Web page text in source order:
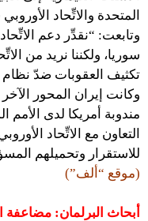
المتحدة والاتِّحاد
وتابعت: “نقدِّر دعم
سوريا، ولكننا نريد من
تكثيف العقوبات ضدّ نظام
وكانت إيران المحور
مندوبة أمريكا لدى الأمم
التعاون مع الاتِّحاد
للاستقرار وتحميلهم
(موقع “ألف”)
أبحاث البرلمان: مضاعفة